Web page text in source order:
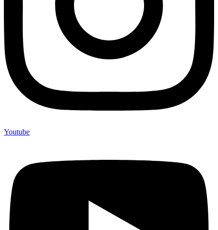
Youtube